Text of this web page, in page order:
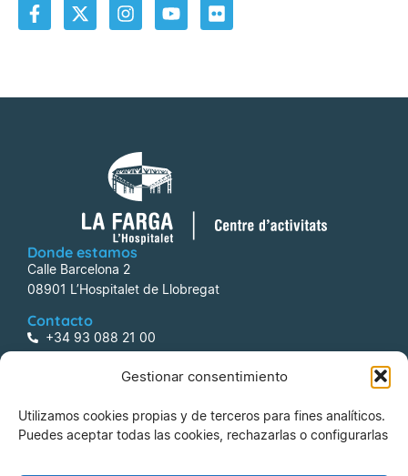
Gestionar consentimiento
Utilizamos cookies propias y de terceros para fines analíticos.
Puedes aceptar todas las cookies, rechazarlas o configurarlas
Donde estamos
Calle Barcelona 2
08901 L’Hospitalet de Llobregat
Contacto
+34 93 088 21 00
centreactivitats@lafarga.com
Información
Aviso legal